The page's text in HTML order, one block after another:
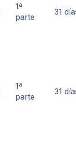
1ª
parte
31
1ª
parte
31